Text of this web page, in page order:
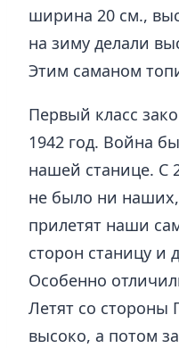
ширина 20 см.,
на зиму делали
Этим саманом
Первый класс
1942 год. Война
нашей станице. С
не было ни
прилетят наши
сторон станицу и
Особенно
Летят со стороны
высоко, а потом